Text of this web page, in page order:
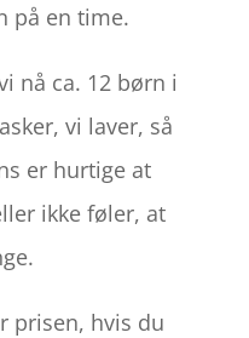
på en time.
nå ca. 12 børn i
vi laver, så
er hurtige at
ikke føler, at
prisen, hvis du